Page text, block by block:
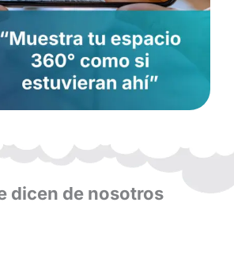
dicen de nosotros